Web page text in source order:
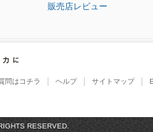
販売店レビュー
問はコチラ ヘルプ サイトマップ
RESERVED.